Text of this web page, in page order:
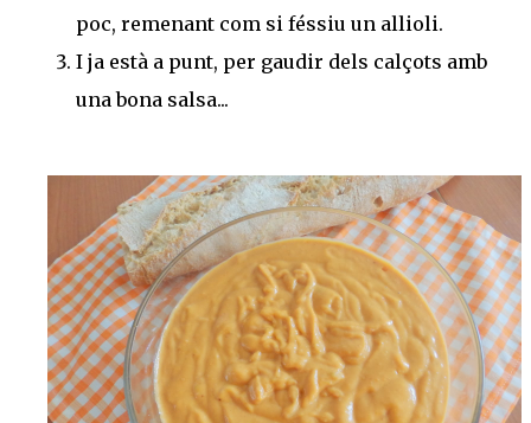
poc, remenant com si féssiu un allioli.
I ja està a punt, per gaudir dels calçots amb
una bona salsa...